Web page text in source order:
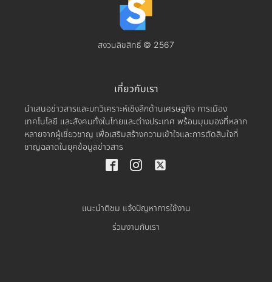
สงวนลิขสิทธิ์ © 2567
เกี่ยวกับเรา
นำเสนอข่าวสารและบทวิเคราะห์เชิงลึกด้านเศรษฐกิจ การเมือง
เทคโนโลยี และสังคมทั้งในไทยและต่างประเทศ พร้อมมุมมองที่หลาก
หลายจากผู้เชี่ยวชาญ เพื่อเสริมสร้างความเข้าใจและการตัดสินใจที่
ชาญฉลาดในยุคข้อมูลข่าวสาร
แนะนำติชม แจ้งปัญหาการใช้งาน
ร่วมงานกับเรา